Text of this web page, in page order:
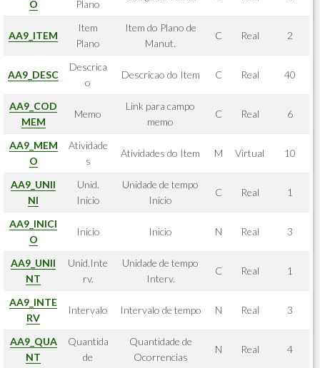
O
Plano
AA9_ITEM
Item
Plano
Item do Plano de
Manut.
C Real 2
AA9_DESC
Descrica
o
Descricao do Item C Real 40
AA9_COD
MEM
Memo
Link para campo
memo
C Real 6
AA9_MEM
O
Atividade
s
Atividades do Item M Virtual 10
AA9_UNII
NI
Unid.
Inicio
Unidade de tempo
Inicio
C Real 1
AA9_INICI
O
Inicio Inicio N Real 3
AA9_UNII
NT
Unid.Inte
rv.
Unidade de tempo
Interv.
C Real 1
AA9_INTE
RV
Intervalo Intervalo de tempo N Real 3
AA9_QUA
NT
Quantida
de
Quantidade de
Ocorrencias
N Real 4